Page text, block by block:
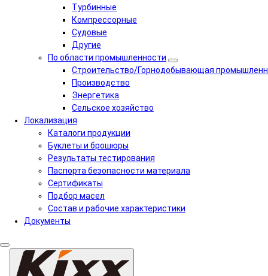
Турбинные
Компрессорные
Судовые
Другие
По области промышленности
Строительство/Горнодобывающая
Производство
Энергетика
Сельское хозяйство
Локализация
Каталоги продукции
Буклеты и брошюры
Результаты тестирования
Паспорта безопасности материала
Сертификаты
Подбор масел
Состав и рабочие характеристики
Документы